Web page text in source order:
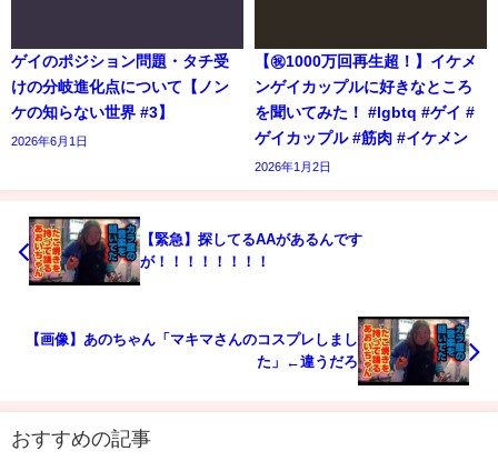
ゲイのポジション問題・タチ受
けの分岐進化点について【ノン
ケの知らない世界 #3】
2026年6月1日
【㊗️1000万回再生超！】イケメ
ンゲイカップルに好きなところ
を聞いてみた！ #lgbtq #ゲイ #
ゲイカップル #筋肉 #イケメン
2026年1月2日
【緊急】探してるAAがあるんです
が！！！！！！！！
【画像】あのちゃん「マキマさんのコスプレしまし
た」←違うだろ
おすすめの記事